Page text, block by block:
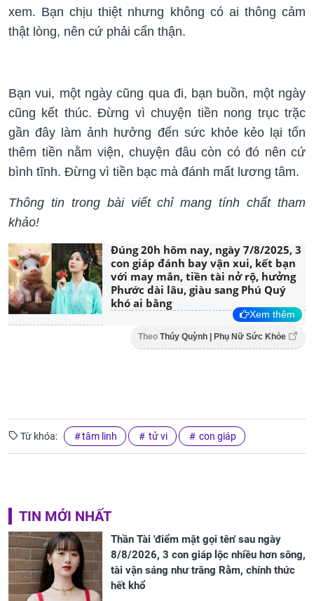
xem. Bạn chịu thiệt nhưng không có ai thông cảm
thật lòng, nên cứ phải cẩn thận.
Bạn vui, một ngày cũng qua đi, bạn buồn, một ngày
cũng kết thúc. Đừng vì chuyện tiền nong trục trặc
gần đây làm ảnh hưởng đến sức khỏe kẻo lại tốn
thêm tiền nằm viện, chuyện đâu còn có đó nên cứ
bình tĩnh. Đừng vì tiền bạc mà đánh mất lương tâm.
Thông tin trong bài viết chỉ mang tính chất tham
khảo!
Đúng 20h hôm nay, ngày 7/8/2025, 3
con giáp đánh bay vận xui, kết bạn
với may mắn, tiền tài nở rộ, hưởng
Phước dài lâu, giàu sang Phú Quý
khó ai bằng
Xem thêm
Theo Thúy Quỳnh | Phụ Nữ Sức Khỏe
Từ khóa: tâm linh tử vi con giáp
TIN MỚI NHẤT
Thần Tài 'điểm mặt gọi tên' sau ngày
8/8/2026, 3 con giáp lộc nhiều hơn sông,
tài vận sáng như trăng Rằm, chính thức
hết khổ